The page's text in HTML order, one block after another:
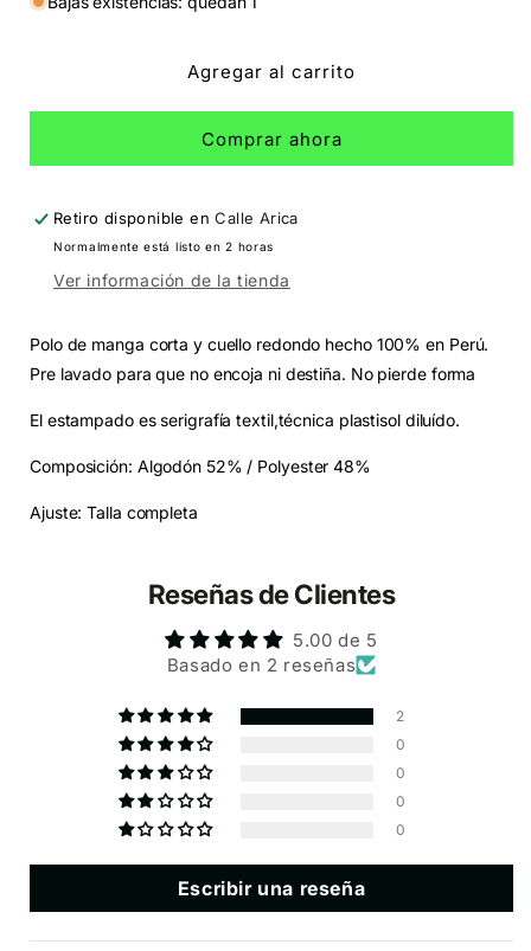
Agregar al carrito
Comprar ahora
Retiro disponible enCalle Arica
Normalmente está listo en 2 horas
Ver información de la tienda
Polo de manga corta y cuello redondo hecho 100% en Perú.
Pre lavado para que no encoja ni destiña. No pierde forma
El estampado es serigrafía textil,técnica plastisol diluído.
Composición: Algodón 52% / Polyester 48%
Ajuste: Talla completa
Reseñas de Clientes
5.00 de 5
Basado en 2 reseñas
2
0
0
0
0
Escribir una reseña